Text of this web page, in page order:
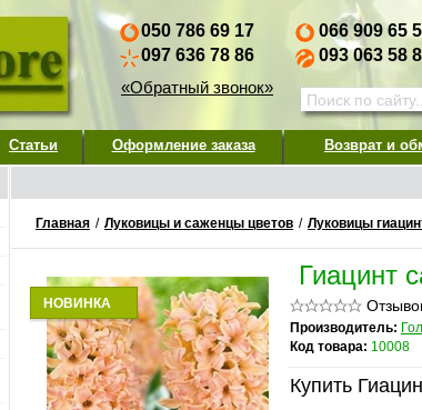
050 786 69 17
097 636 78 86
«Обратный звонок»
066 909 65
093 063 58
Статьи Оформление заказа Возврат и
Главная / Луковицы и саженцы цветов / Луковицы
НОВИНКА
Гиацинт
Производитель:
Код товара: 10008
Купить